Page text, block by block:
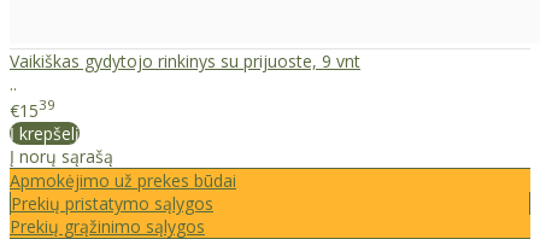
Vaikiškas gydytojo rinkinys su prijuoste, 9 vnt
..
€1539
Į krepšelį
Į norų sąrašą
Apmokėjimo už prekes būdai
Prekių pristatymo sąlygos
Prekių grąžinimo sąlygos